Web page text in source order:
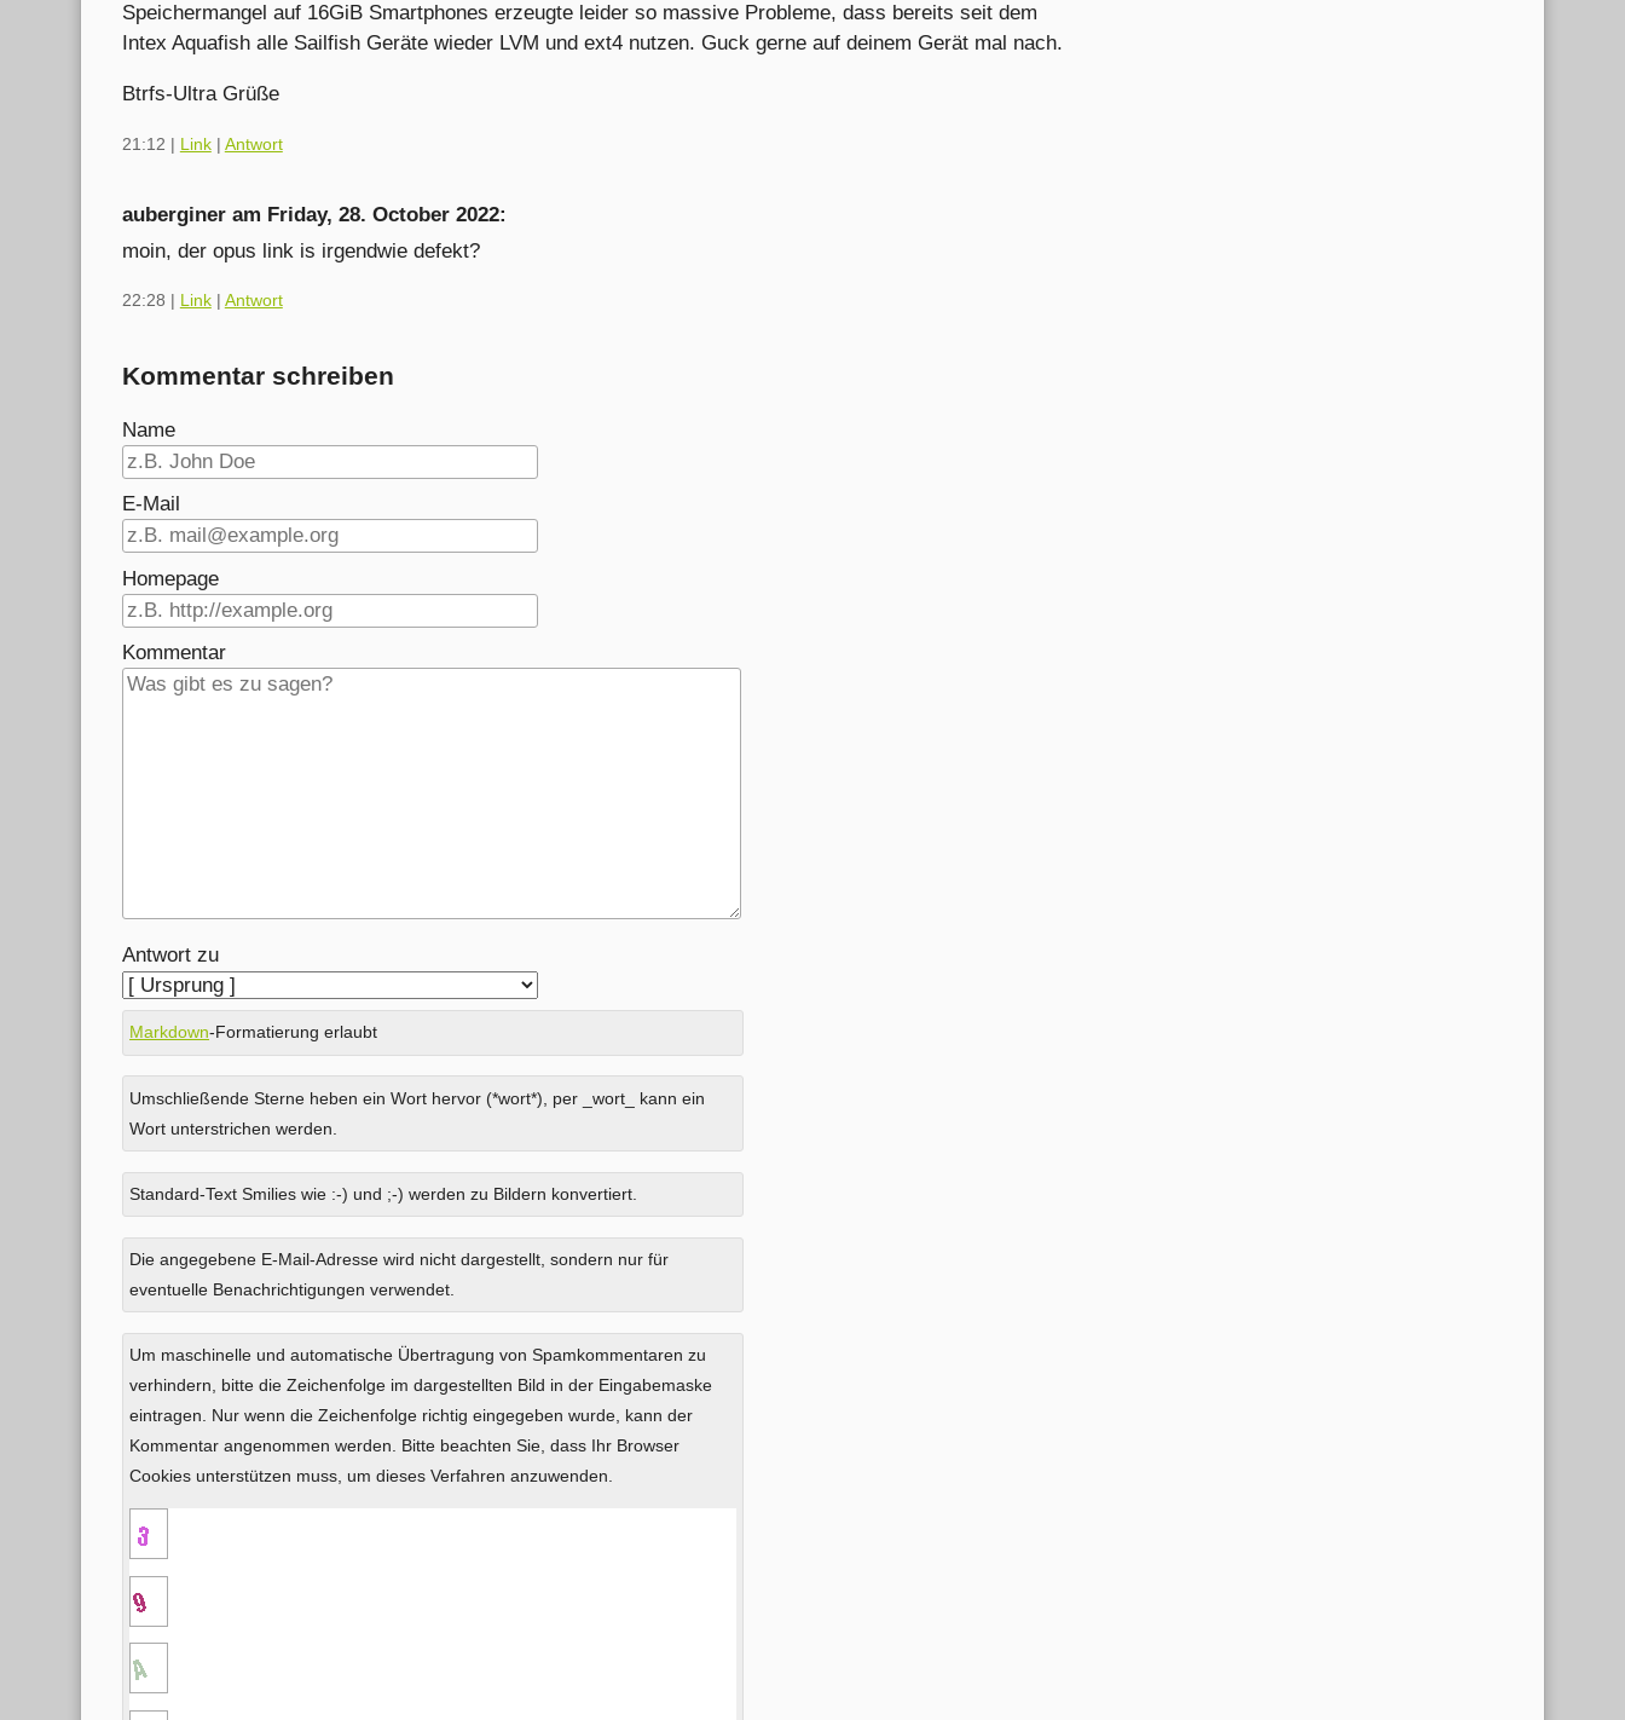
Speichermangel auf 16GiB Smartphones erzeugte leider so massive Probleme, dass bereits seit dem
Intex Aquafish alle Sailfish Geräte wieder LVM und ext4 nutzen. Guck gerne auf deinem Gerät mal nach.
Btrfs-Ultra Grüße
21:12 Link| Antwort
auberginer am Friday, 28. October 2022:
moin, der opus link is irgendwie defekt?
22:28 Link| Antwort
Kommentar schreiben
Name
E-Mail
Homepage
Kommentar
Antwort zu
Markdown-Formatierung erlaubt
Umschließende Sterne heben ein Wort hervor (*wort*), per _wort_ kann ein
Wort unterstrichen werden.
Standard-Text Smilies wie :-) und ;-) werden zu Bildern konvertiert.
Was
ist
Zwei
plus
Die angegebene E-Mail-Adresse wird nicht dargestellt, sondern nur für
eventuelle Benachrichtigungen verwendet.
Um maschinelle und automatische Übertragung von Spamkommentaren zu
verhindern, bitte die Zeichenfolge im dargestellten Bild in der Eingabemaske
eintragen. Nur wenn die Zeichenfolge richtig eingegeben wurde, kann der
Kommentar angenommen werden. Bitte beachten Sie, dass Ihr Browser
Cookies unterstützen muss, um dieses Verfahren anzuwenden.